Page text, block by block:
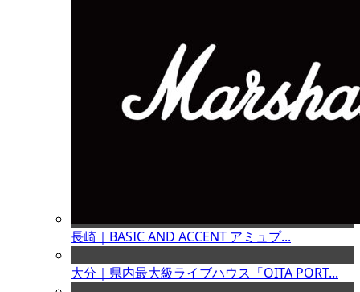
長崎｜BASIC AND ACCENT アミュプ...
大分｜県内最大級ライブハウス「OITA PORT...